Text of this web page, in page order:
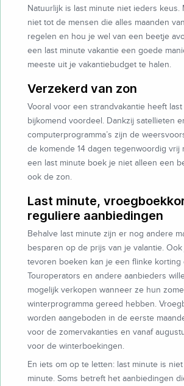
Natuurlijk is last minute niet ieders keus.
niet tot de mensen die alles maanden
regelen en hou je wel van een beetje
een last minute vakantie een goede
meeste uit je vakantiebudget te halen.
Verzekerd van zon
Vooral voor een strandvakantie heeft
bijkomend voordeel. Dankzij satellieten
computerprogramma’s zijn de
de komende 14 dagen tegenwoordig vrij
een last minute boek je niet alleen een
ook de zon.
Last minute,
reguliere aanbiedingen
Behalve last minute zijn er nog andere
besparen op de prijs van je valantie.
tevoren boeken kan je een flinke korting
Touroperators en andere aanbieders
mogelijk verkopen wanneer ze hun
winterprogramma gereed hebben.
worden aangeboden in de eerste
voor de zomervakanties en vanaf
voor de winterboekingen.
En iets om op te letten: last minute is
minute. Soms betreft het aanbiedingen